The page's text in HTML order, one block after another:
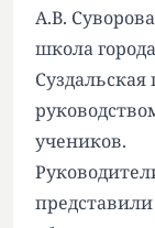
А.В.
школа
учеников.